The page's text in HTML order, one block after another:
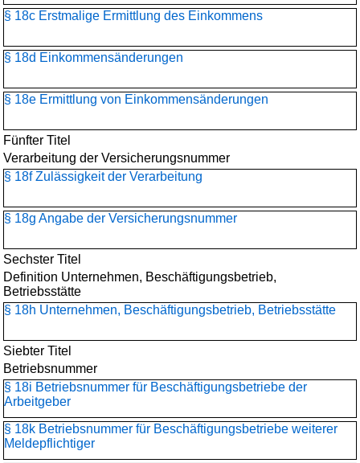
§ 18c Erstmalige Ermittlung des Einkommens
§ 18d Einkommensänderungen
§ 18e Ermittlung von Einkommensänderungen
Fünfter Titel
Verarbeitung der Versicherungsnummer
§ 18f Zulässigkeit der Verarbeitung
§ 18g Angabe der Versicherungsnummer
Sechster Titel
Definition Unternehmen, Beschäftigungsbetrieb,
Betriebsstätte
§ 18h Unternehmen, Beschäftigungsbetrieb, Betriebsstätte
Siebter Titel
Betriebsnummer
§ 18i Betriebsnummer für Beschäftigungsbetriebe der
Arbeitgeber
§ 18k Betriebsnummer für Beschäftigungsbetriebe weiterer
Meldepflichtiger